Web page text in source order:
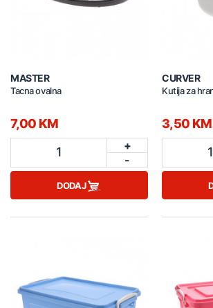
MASTER
Tacna ovalna
7,00 KM
1
+
-
DODAJ
CURVER
Kutija za
3,50 KM
1